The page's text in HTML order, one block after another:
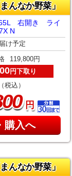
んなか野菜」
右開き ライ
N
け予定
119,800円
円下取り
税込）
円
購入へ
んなか野菜」